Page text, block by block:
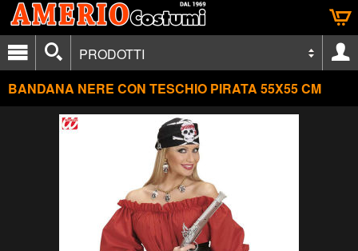
PRODOTTI
BANDANA NERE CON TESCHIO PIRATA 55X55 CM